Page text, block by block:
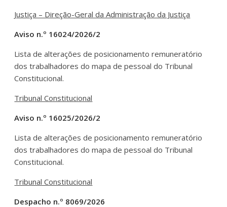
Justiça – Direção-Geral da Administração da Justiça
Aviso n.º 16024/2026/2
Lista de alterações de posicionamento remuneratório
dos trabalhadores do mapa de pessoal do Tribunal
Constitucional.
Tribunal Constitucional
Aviso n.º 16025/2026/2
Lista de alterações de posicionamento remuneratório
dos trabalhadores do mapa de pessoal do Tribunal
Constitucional.
Tribunal Constitucional
Despacho n.º 8069/2026